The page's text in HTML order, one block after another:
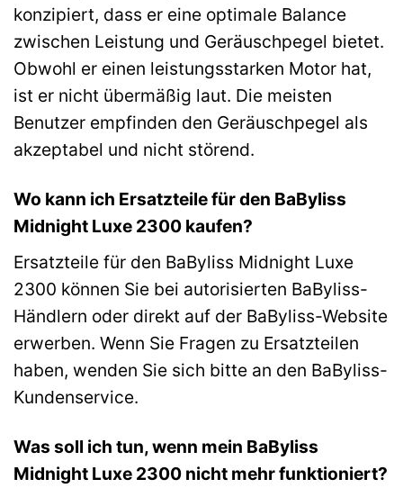
konzipiert, dass er eine optimale Balance
zwischen Leistung und Geräuschpegel bietet.
Obwohl er einen leistungsstarken Motor hat,
ist er nicht übermäßig laut. Die meisten
Benutzer empfinden den Geräuschpegel als
akzeptabel und nicht störend.
Wo kann ich Ersatzteile für den BaByliss
Midnight Luxe 2300 kaufen?
Ersatzteile für den BaByliss Midnight Luxe
2300 können Sie bei autorisierten BaByliss-
Händlern oder direkt auf der BaByliss-Website
erwerben. Wenn Sie Fragen zu Ersatzteilen
haben, wenden Sie sich bitte an den BaByliss-
Kundenservice.
Was soll ich tun, wenn mein BaByliss
Midnight Luxe 2300 nicht mehr funktioniert?